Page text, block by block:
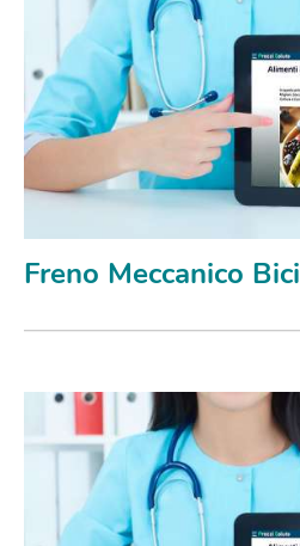
Freno Meccanico Bici